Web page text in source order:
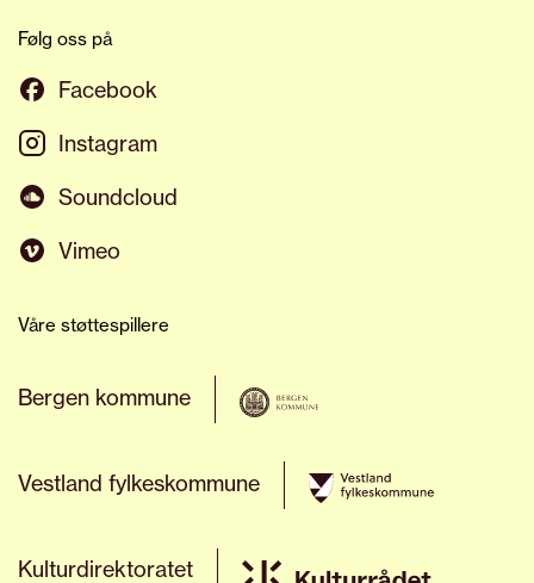
Følg oss på
Facebook
Instagram
Soundcloud
Vimeo
Våre støttespillere
Bergen kommune
Vestland fylkeskommune
Kulturdirektoratet